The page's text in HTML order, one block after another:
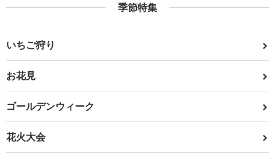
季節特集
いちご狩り
お花見
ゴールデンウィーク
花火大会